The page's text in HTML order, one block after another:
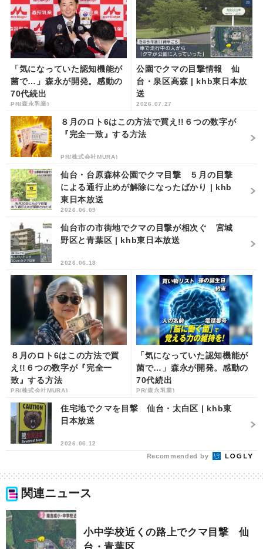
「気になっていた認知機能が
菌で…」森永が開発。感動の
70代続出
PR(森永乳業)
公園でクマの目撃情報 仙
台・泉区高森 | khb東日本放
送
2026.07.27
８月のロト6はこの方法で買え!!６つの数字が
『完全一致』する方法
PR(株式会社MURA)
仙台・台原森林公園でクマ目撃 ５月の目撃
による通行止めが解除になったばかり | khb
東日本放送
2026.06.09
仙台市の市街地でクマの目撃が相次ぐ 宮城
野区と青葉区 | khb東日本放送
2026.06.18
８月のロト6はこの方法で買
え!!６つの数字が『完全一
致』する方法
PR(株式会社MURA)
「気になっていた認知機能が
菌で…」森永が開発。感動の
70代続出
PR(森永乳業)
住宅地でクマを目撃 仙台・太白区 | khb東
日本放送
2026.06.12
Recommended by
関連ニュース
小中学校近くの路上でクマ目撃 仙
台・青葉区